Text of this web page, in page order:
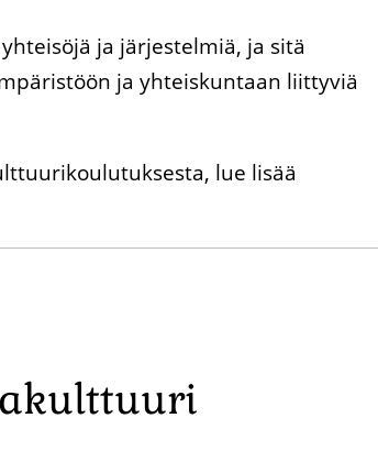
ja järjestelmiä, ja sitä
ja yhteiskuntaan liittyviä
lue lisää